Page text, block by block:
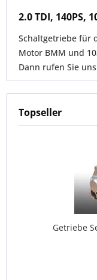
2.0 TDI, 140PS,
Schaltgetriebe für
Motor BMM und
Dann rufen Sie
Topseller
Getriebe